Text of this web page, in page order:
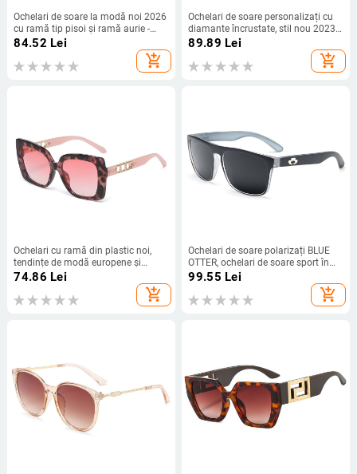
Ochelari de soare la modă noi 2026
cu ramă tip pisoi și ramă aurie -
moderni, eleganți și versatili
84.52 Lei
add_shopping_cart
Ochelari de soare personalizați cu
diamante încrustate, stil nou 2023,
ochelari de soare pătrați cu
diamant, la modă și moderni,
ochelari de soare în stil hip hop
89.89 Lei
add_shopping_cart
Ochelari cu ramă din plastic noi,
tendințe de modă europene și
americane cu ramă mare, ochelari
de soare cu parasolar pentru
exterior
74.86 Lei
add_shopping_cart
Ochelari de soare polarizați BLUE
OTTER, ochelari de soare sport în
aer liber, ochelari de soare pentru
plajă, ochelari de pescuit, ochelari
de soare pentru șofat, protecție UV
99.55 Lei
add_shopping_cart